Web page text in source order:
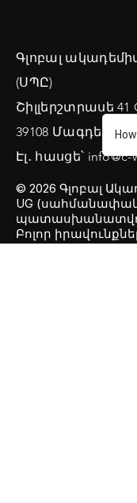
Գլոբալ ակադեմիա
(ՍՊԸ)
Շիլլերշտրասե 41
39108
Էլ․ հասցե՝ info@c-
© 2026 Գլոբալ
UG
Բոլոր
պաշտպանված